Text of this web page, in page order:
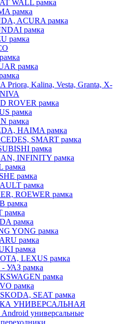
WALL рамка
рамка
ACURA рамка
рамка
рамка
рамка
Priora, Kalina, Vesta, Granta, X-
ROVER рамка
рамка
рамка
HAIMA рамка
SMART рамка
рамка
INFINITY рамка
рамка
рамка
рамка
ROEWER рамка
рамка
рамка
рамка
YONG рамка
рамка
рамка
LEXUS рамка
УАЗ рамка
рамка
рамка
SEAT рамка
УНИВЕРСАЛЬНАЯ
универсальные